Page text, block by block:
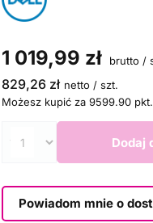
1 019,99 zł brutto /
829,26 zł netto / szt.
Możesz kupić za 9599.90 pkt.
Dodaj
Powiadom mnie o